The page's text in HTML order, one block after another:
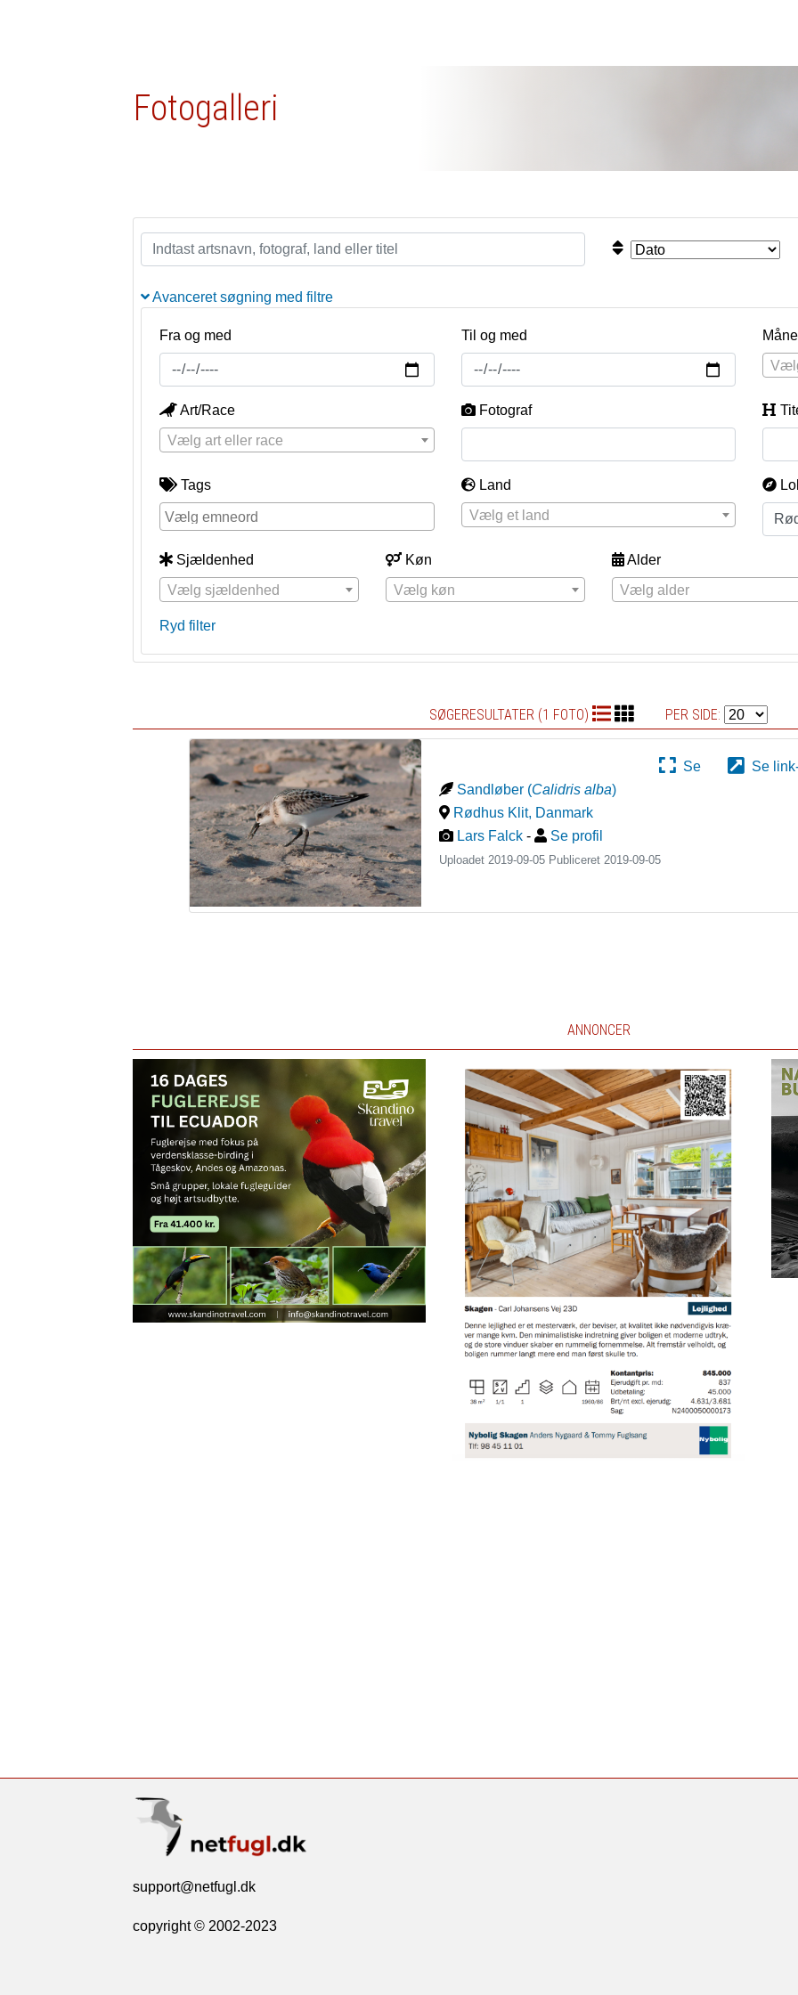
Fotogalleri
Avanceret søgning med filtre
Fra og med Til og med
Art/Race
Vælg art eller race
Fotograf
Tags
Land
Vælg et land
Sjældenhed
Vælg sjældenhed
Køn
Vælg køn
Alder
Vælg alder
Ryd filter
SØGERESULTATER (1 FOTO) PER SIDE:
Se
Se
Sandløber (Calidris alba)
Rødhus Klit, Danmark
Lars Falck - Se profil
Uploadet 2019-09-05 Publiceret2019-09-05
ANNONCER
support@netfugl.dk
copyright © 2002-2023